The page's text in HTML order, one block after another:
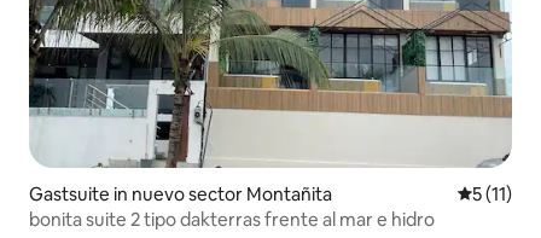
Gastsuite in nuevo sector Montañita
5 (11)
bonita suite 2 tipo dakterras frente al mar e hidro